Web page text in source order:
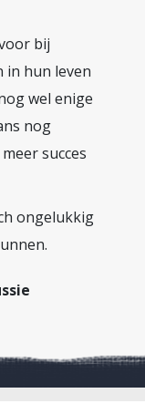
bij
in hun leven
wel enige
nog
succes
ongelukkig